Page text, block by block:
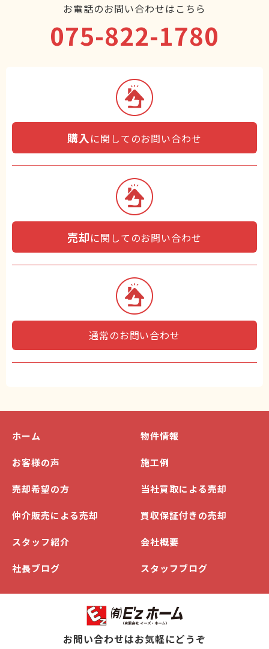
お電話のお問い合わせはこちら
075-822-1780
購入 に関してのお問い合わせ
売却に関してのお問い合わせ
通常のお問い合わせ
ホーム 物件情報
お客様の声 施工例
売却希望の方 当社買取による売却
仲介販売による売却 買収保証付きの売却
スタッフ紹介 会社概要
社長ブログ スタッフブログ
お問い合わせはお気軽にどうぞ